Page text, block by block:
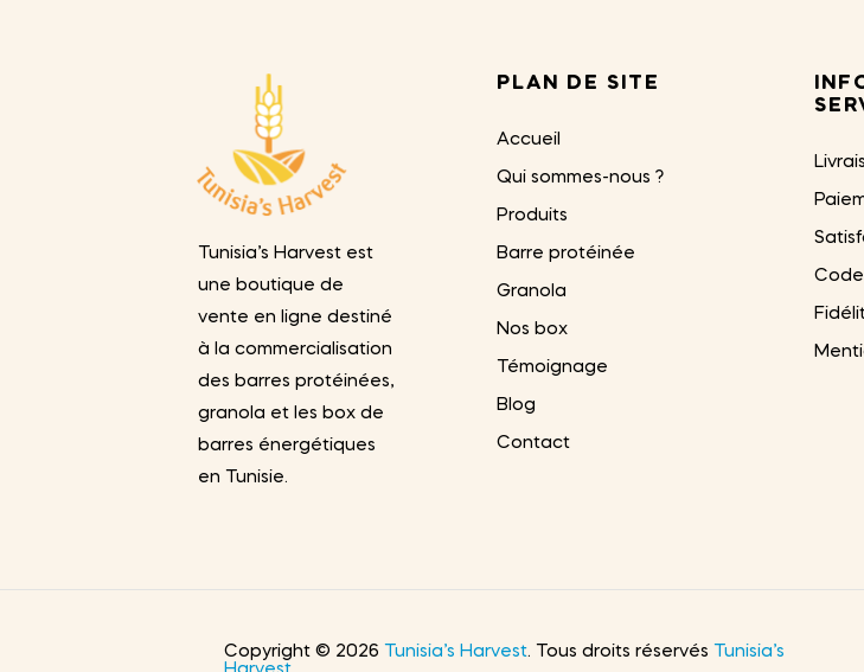
Tunisia’s Harvest est
une boutique de
vente en ligne destiné
à la commercialisation
des barres protéinées,
granola et les box de
barres énergétiques
en Tunisie.
PLAN DE SITE
Accueil
Qui sommes-nous ?
Produits
Barre protéinée
Granola
Nos box
Témoignage
Blog
Contact
Copyright © 2026 Tunisia’s Harvest. Tous droits réservés Tunisia’s